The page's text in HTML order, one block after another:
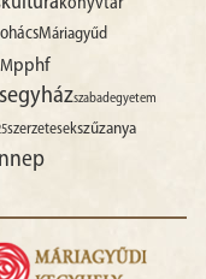
könyvtár
Máriagyűd
pphf
szabadegyetem
szerzetesekszűzanya